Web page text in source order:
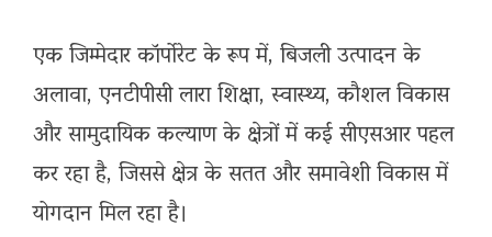
एक जिम्मेदार कॉर्पोरेट के रूप में, बिजली उत्पादन के
अलावा, एनटीपीसी लारा शिक्षा, स्वास्थ्य, कौशल विकास
और सामुदायिक कल्याण के क्षेत्रों में कई सीएसआर पहल
कर रहा है, जिससे क्षेत्र के सतत और समावेशी विकास में
योगदान मिल रहा है।